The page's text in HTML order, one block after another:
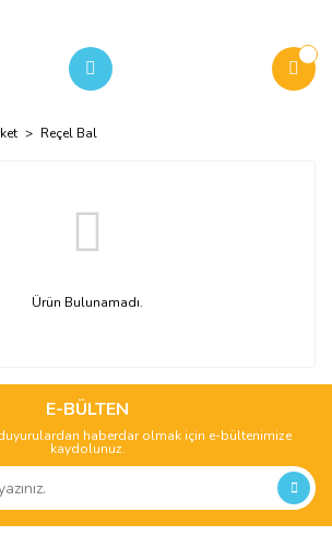
Reçel Bal
Ürün Bulunamadı.
E-BÜLTEN
haberdar olmak için e-bültenimize
kaydolunuz.